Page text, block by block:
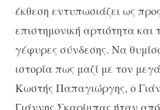
έκθεση εντυπωσιάζει ως
επιστημονική αρτιότητα και
γέφυρες σύνδεσης. Να
ιστορία πως μαζί με τον
Κωστής Παπαγιώργης, ο
Γιάννης Σκαρίμπας ήταν